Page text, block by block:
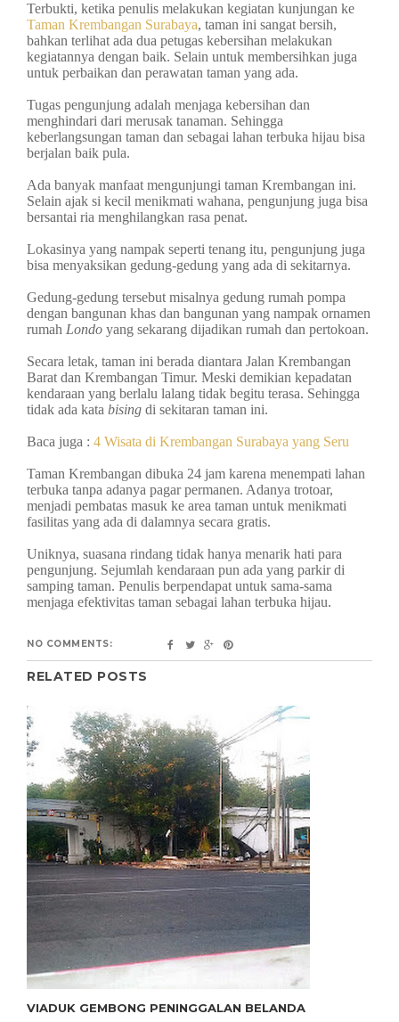
Terbukti, ketika penulis melakukan kegiatan kunjungan ke
Taman Krembangan Surabaya, taman ini sangat bersih,
bahkan terlihat ada dua petugas kebersihan melakukan
kegiatannya dengan baik. Selain untuk membersihkan juga
untuk perbaikan dan perawatan taman yang ada.
Tugas pengunjung adalah menjaga kebersihan dan
menghindari dari merusak tanaman. Sehingga
keberlangsungan taman dan sebagai lahan terbuka hijau bisa
berjalan baik pula.
Ada banyak manfaat mengunjungi taman Krembangan ini.
Selain ajak si kecil menikmati wahana, pengunjung juga bisa
bersantai ria menghilangkan rasa penat.
Lokasinya yang nampak seperti tenang itu, pengunjung juga
bisa menyaksikan gedung-gedung yang ada di sekitarnya.
Gedung-gedung tersebut misalnya gedung rumah pompa
dengan bangunan khas dan bangunan yang nampak ornamen
rumah Londo yang sekarang dijadikan rumah dan pertokoan.
Secara letak, taman ini berada diantara Jalan Krembangan
Barat dan Krembangan Timur. Meski demikian kepadatan
kendaraan yang berlalu lalang tidak begitu terasa. Sehingga
tidak ada kata bising di sekitaran taman ini.
Baca juga : 4 Wisata di Krembangan Surabaya yang Seru
Taman Krembangan dibuka 24 jam karena menempati lahan
terbuka tanpa adanya pagar permanen. Adanya trotoar,
menjadi pembatas masuk ke area taman untuk menikmati
fasilitas yang ada di dalamnya secara gratis.
Uniknya, suasana rindang tidak hanya menarik hati para
pengunjung. Sejumlah kendaraan pun ada yang parkir di
samping taman. Penulis berpendapat untuk sama-sama
menjaga efektivitas taman sebagai lahan terbuka hijau.
NO COMMENTS:
RELATED POSTS
VIADUK GEMBONG PENINGGALAN BELANDA